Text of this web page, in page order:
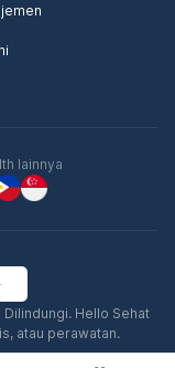
lainnya
Hello Sehat
atau perawatan.